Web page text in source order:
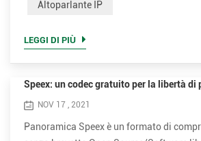
Altoparlante IP
LEGGI DI PIÙ
Speex: un codec gratuito per la libertà di
NOV 17 , 2021
Panoramica Speex è un formato di